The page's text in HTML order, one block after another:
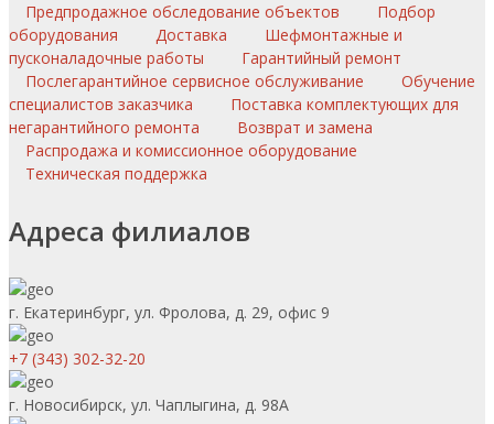
Предпродажное обследование объектов
Подбор
оборудования
Доставка
Шефмонтажные и
пусконаладочные работы
Гарантийный ремонт
Послегарантийное сервисное обслуживание
Обучение
специалистов заказчика
Поставка комплектующих для
негарантийного ремонта
Возврат и замена
Распродажа и комиссионное оборудование
Техническая поддержка
Адреса филиалов
г. Екатеринбург, ул. Фролова, д. 29, офис 9
+7 (343) 302-32-20
г. Новосибирск, ул. Чаплыгина, д. 98А